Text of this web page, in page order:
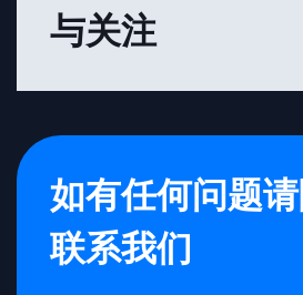
与关注
如有任何问题
联系我们